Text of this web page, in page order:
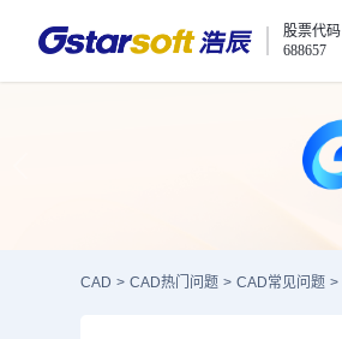
股票代码
688657
CAD > CAD热门问题 > CAD常见问题 >